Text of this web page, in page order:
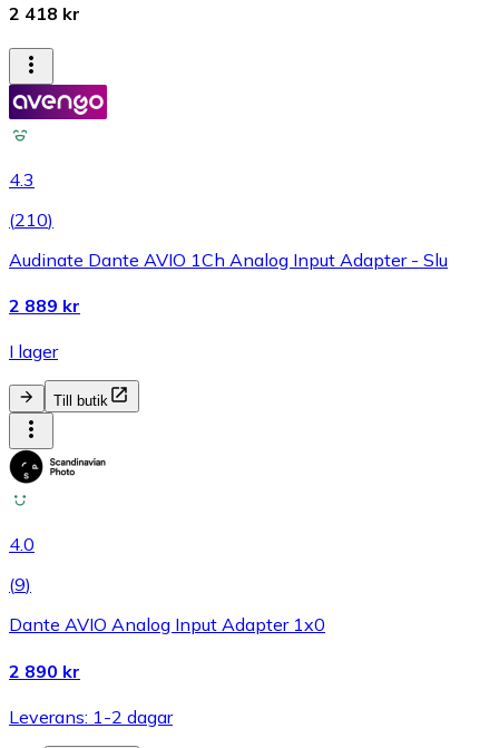
2 418 kr
4.3
(210)
Audinate Dante AVIO 1Ch Analog Input Adapter - Slu
2 889 kr
I lager
Till butik
4.0
(9)
Dante AVIO Analog Input Adapter 1x0
2 890 kr
Leverans: 1-2 dagar